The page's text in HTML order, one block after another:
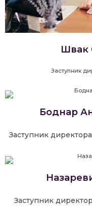
Швак
Заступник
Боднар
Заступник
Заступник